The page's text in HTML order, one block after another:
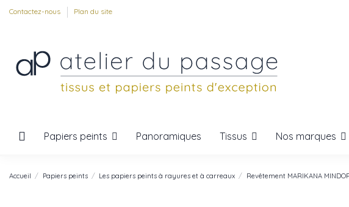
Contactez-nous Plan du site
Papiers peints Panoramiques Tissus Nos marques
Accueil Papiers peints Les papiers peints à rayures et à carreaux Revêtement MARIKANA